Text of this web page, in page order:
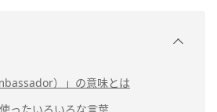
）」の意味とは
ったいろいろな言葉